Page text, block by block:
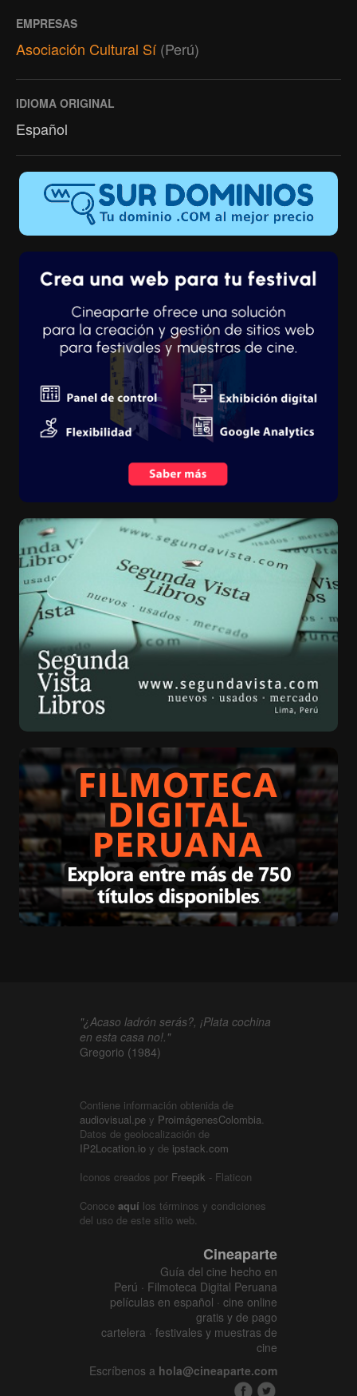
EMPRESAS
Asociación Cultural Sí (Perú)
IDIOMA ORIGINAL
Español
"¿Acaso ladrón serás?, ¡Plata cochina
en esta casa no!."
Gregorio (1984)
Contiene información obtenida de
audiovisual.pe y ProimágenesColombia.
Datos de geolocalización de
IP2Location.io y de ipstack.com
Iconos creados por Freepik - Flaticon
Conoce aquí los términos y condiciones
del uso de este sitio web.
Cineaparte
Guía del cine hecho en
Perú · Filmoteca Digital Peruana
películas en español · cine online
gratis y de pago
cartelera · festivales y muestras de
cine
Escríbenos a hola@cineaparte.com